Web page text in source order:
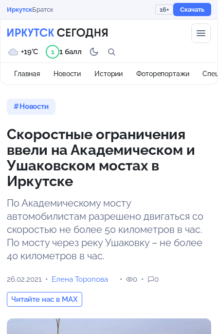
ИркутскБратск 16+ Скачать
Главная Новости Истории Фоторепортажи
+19°C 1 1 балл
Новости
Скоростные ограничения
ввели на Академическом и
Ушаковском мостах в
Иркутске
По Академическому мосту
автомобилистам разрешено двигаться со
скоростью не более 50 километров в час.
По мосту через реку Ушаковку – не более
40 километров в час.
26.02.2021 Елена Торопова
Читайте нас в MAX
0 0